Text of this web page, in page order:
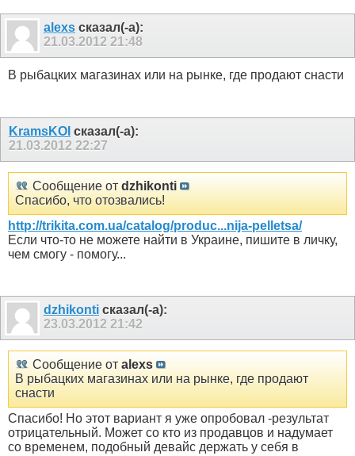
alexs сказал(-а):
21.03.2012 21:48
В рыбацких магазинах или на рынке, где продают снасти
KramsKOI сказал(-а):
21.03.2012 22:27
Сообщение от dzhikonti
Спасибо, что отозвались!
http://trikita.com.ua/catalog/produc...nija-pelletsa/
Если что-то не можете найти в Украине, пишите в личку,
чем смогу - помогу...
dzhikonti сказал(-а):
23.03.2012 21:42
Сообщение от alexs
В рыбацких магазинах или на рынке, где продают
снасти
Спасибо! Но этот вариант я уже опробовал -результат
отрицательный. Может со кто из продавцов и надумает
со временем, подобный девайс держать у себя в